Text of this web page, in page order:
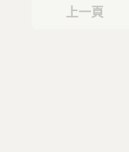
上一頁
上一頁